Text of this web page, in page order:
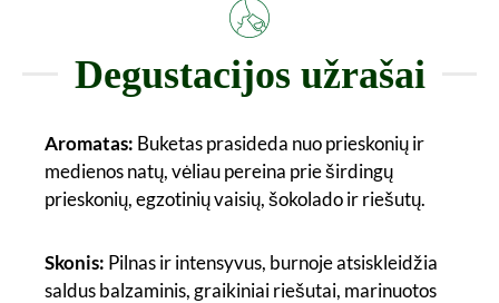
Degustacijos užrašai
Aromatas: Buketas prasideda nuo prieskonių ir
medienos natų, vėliau pereina prie širdingų
prieskonių, egzotinių vaisių, šokolado ir riešutų.
Skonis: Pilnas ir intensyvus, burnoje atsiskleidžia
saldus balzaminis, graikiniai riešutai, marinuotos